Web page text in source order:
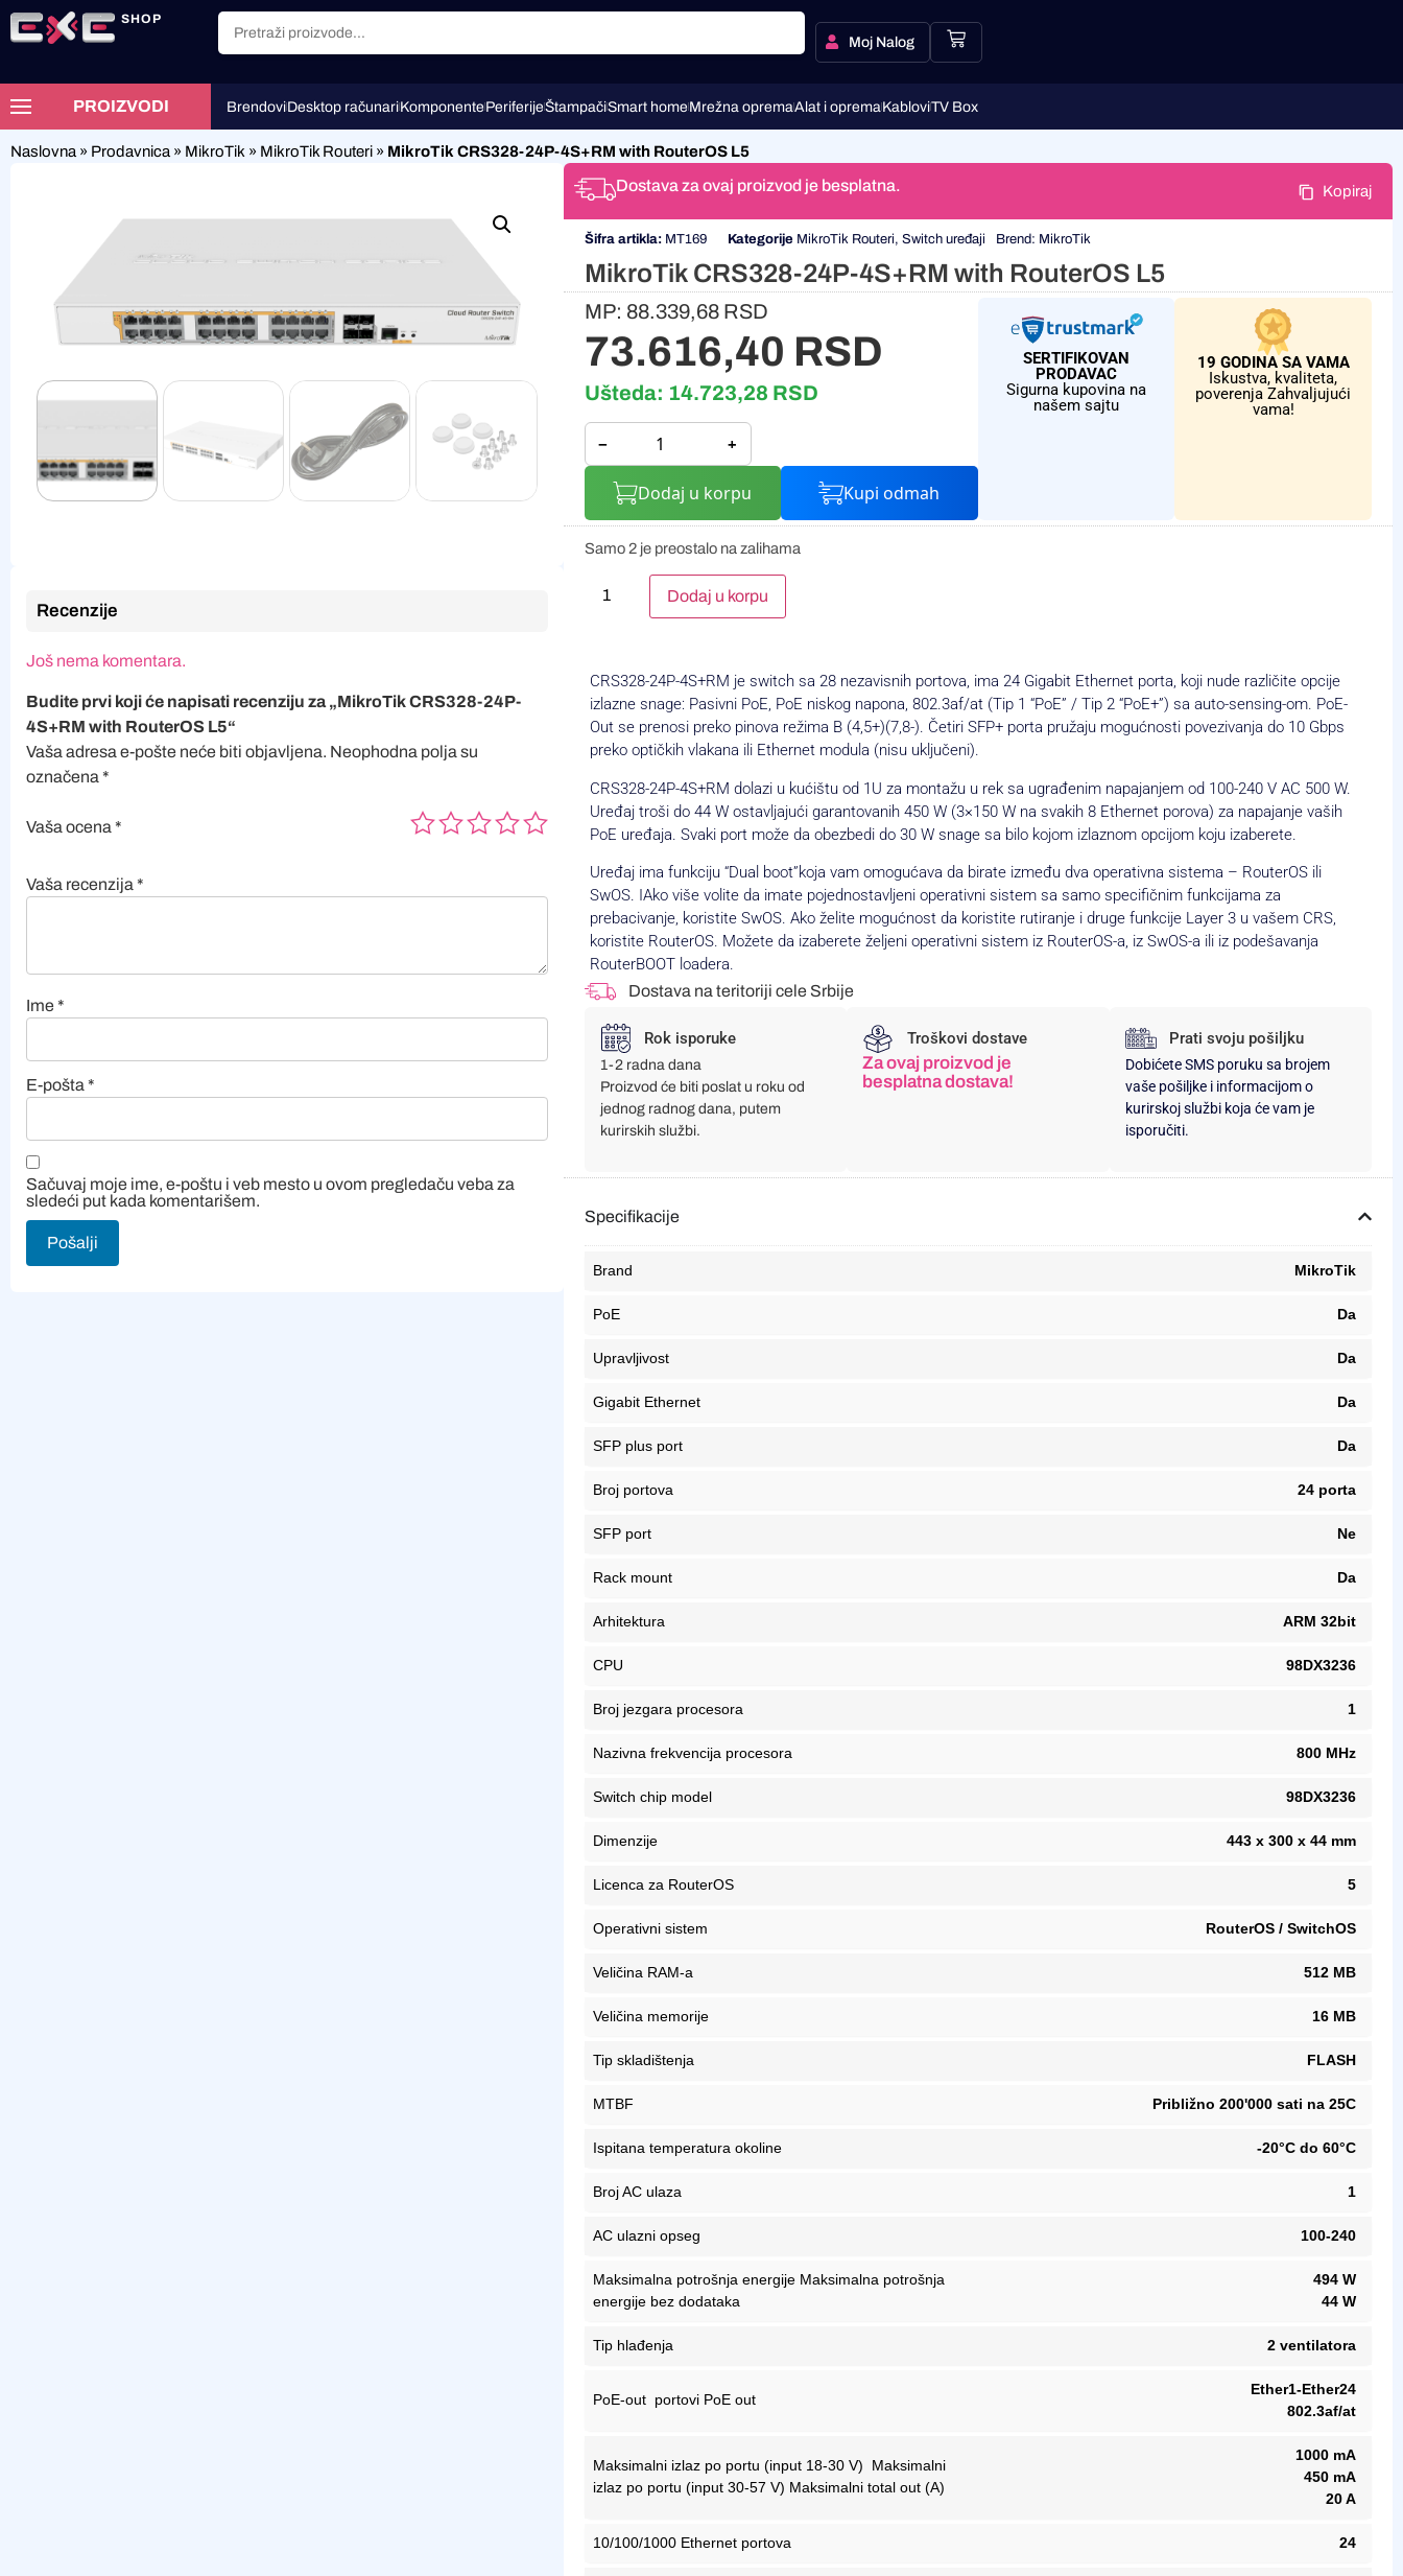
SHOP
Moj Nalog
PROIZVODI BrendoviDesktop računariKomponentePeriferijeŠtampačiSmart homeMrežna opremaAlat i opremaKabloviTV Box
Naslovna » Prodavnica » MikroTik » MikroTik Routeri » MikroTik CRS328-24P-4S+RM with RouterOS L5
Recenzije
Još nema komentara.
Budite prvi koji će napisati recenziju za „MikroTik CRS328-24P-
4S+RM with RouterOS L5“
Vaša adresa e-pošte neće biti objavljena. Neophodna polja su
označena *
Vaša ocena *
Vaša recenzija *
Ime*
E-pošta *
Sačuvaj moje ime, e-poštu i veb mesto u ovom pregledaču veba za
sledeći put kada komentarišem.
Dostava za ovaj proizvod je besplatna. Kopiraj
Šifra artikla: MT169 Kategorije MikroTik Routeri, Switch uređaji Brend: MikroTik
MikroTik CRS328-24P-4S+RM with RouterOS L5
MP: 88.339,68 RSD
73.616,40 RSD
Ušteda: 14.723,28 RSD
− +
Dodaj u korpu Kupi odmah
SERTIFIKOVAN
PRODAVAC
Sigurna kupovina na
našem sajtu
19 GODINA SA VAMA
Iskustva, kvaliteta,
poverenja Zahvaljujući
vama!
Samo 2 je preostalo na zalihama
Dodaj u korpu
CRS328-24P-4S+RM je switch sa 28 nezavisnih portova, ima 24 Gigabit Ethernet porta, koji nude različite opcije
izlazne snage: Pasivni PoE, PoE niskog napona, 802.3af/at (Tip 1 “PoE” / Tip 2 “PoE+”) sa auto-sensing-om. PoE-
Out se prenosi preko pinova režima B (4,5+)(7,8-). Četiri SFP+ porta pružaju mogućnosti povezivanja do 10 Gbps
preko optičkih vlakana ili Ethernet modula (nisu uključeni).
CRS328-24P-4S+RM dolazi u kućištu od 1U za montažu u rek sa ugrađenim napajanjem od 100-240 V AC 500 W.
Uređaj troši do 44 W ostavljajući garantovanih 450 W (3×150 W na svakih 8 Ethernet porova) za napajanje vaših
PoE uređaja. Svaki port može da obezbedi do 30 W snage sa bilo kojom izlaznom opcijom koju izaberete.
Uređaj ima funkciju “Dual boot”koja vam omogućava da birate između dva operativna sistema – RouterOS ili
SwOS. IAko više volite da imate pojednostavljeni operativni sistem sa samo specifičnim funkcijama za
prebacivanje, koristite SwOS. Ako želite mogućnost da koristite rutiranje i druge funkcije Layer 3 u vašem CRS,
koristite RouterOS. Možete da izaberete željeni operativni sistem iz RouterOS-a, iz SwOS-a ili iz podešavanja
RouterBOOT loadera.
Dostava na teritoriji cele Srbije
Rok isporuke
1-2 radna dana
Proizvod će biti poslat u roku od
jednog radnog dana, putem
kurirskih službi.
Troškovi dostave
Za ovaj proizvod je
besplatna dostava!
Prati svoju pošiljku
Dobićete SMS poruku sa brojem
vaše pošiljke i informacijom o
kurirskoj službi koja će vam je
isporučiti.
Specifikacije
Brand MikroTik
PoE Da
Upravljivost Da
Gigabit Ethernet Da
SFP plus port Da
Broj portova 24 porta
SFP port Ne
Rack mount Da
Arhitektura ARM 32bit
CPU 98DX3236
Broj jezgara procesora 1
Nazivna frekvencija procesora 800 MHz
Switch chip model 98DX3236
Dimenzije 443 x 300 x 44 mm
Licenca za RouterOS 5
Operativni sistem RouterOS / SwitchOS
Veličina RAM-a 512 MB
Veličina memorije 16 MB
Tip skladištenja FLASH
MTBF Približno 200'000 sati na 25C
Ispitana temperatura okoline -20°C do 60°C
Broj AC ulaza 1
AC ulazni opseg 100-240
Maksimalna potrošnja energije Maksimalna potrošnja
energije bez dodataka
494 W
44 W
Tip hlađenja 2 ventilatora
PoE-out portovi PoE out
Ether1-Ether24
802.3af/at
Maksimalni izlaz po portu (input 18-30 V) Maksimalni
izlaz po portu (input 30-57 V) Maksimalni total out (A)
1000 mA
450 mA
20 A
10/100/1000 Ethernet portova 24